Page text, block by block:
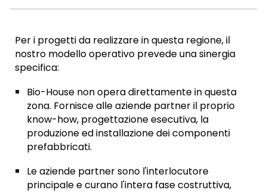
Per i progetti da realizzare in questa regione, il
nostro modello operativo prevede una sinergia
specifica:
Bio-House non opera direttamente in questa
zona. Fornisce alle aziende partner il proprio
know-how, progettazione esecutiva, la
produzione ed installazione dei componenti
prefabbricati.
Le aziende partner sono l'interlocutore
principalee curano l'intera fase costruttiva,